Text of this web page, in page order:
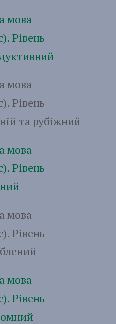
мова
Рівень
мова
Рівень
та рубіжний
мова
Рівень
мова
Рівень
мова
Рівень